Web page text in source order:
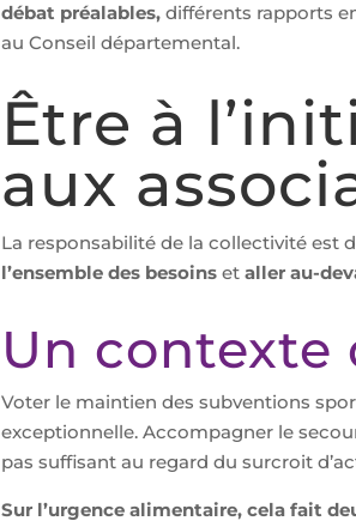
débat préalables, différents rapports
au Conseil départemental.
Être à
aux
La responsabilité de la collectivité est
l’ensemble des besoinsetaller au-
Un contexte
Voter le maintien des subventions
exceptionnelle. Accompagner le
pas suffisant au regard du surcroit
Sur l’urgence alimentaire, cela fait